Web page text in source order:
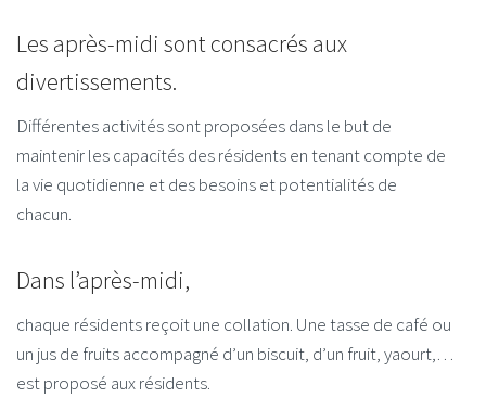
Les après-midi sont consacrés aux
divertissements.
Différentes activités sont proposées dans le but de
maintenir les capacités des résidents en tenant compte de
la vie quotidienne et des besoins et potentialités de
chacun.
Dans l’après-midi,
chaque résidents reçoit une collation. Une tasse de café ou
un jus de fruits accompagné d’un biscuit, d’un fruit, yaourt,…
est proposé aux résidents.